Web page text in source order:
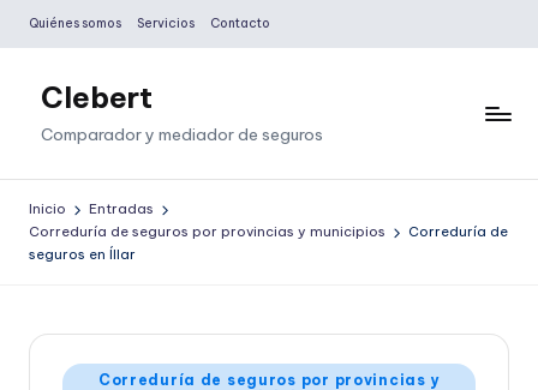
Saltar
contenido
Quiénes somos Servicios Contacto
Clebert
Comparador y mediador de seguros
Inicio
Entradas
Correduría de seguros por provincias y municipios
Correduría de
seguros en Íllar
PublicadoCorreduría de seguros por provincias y